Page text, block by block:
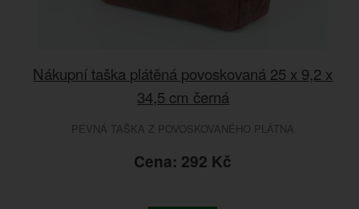
Nákupní taška plátěná povoskovaná 25 x 9,2 x
34,5 cm černá
PEVNÁ TAŠKA Z POVOSKOVANÉHO PLÁTNA
Cena: 292 Kč